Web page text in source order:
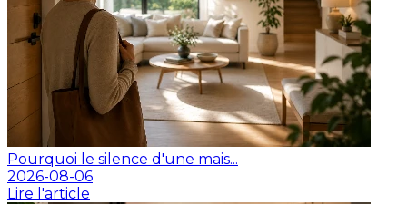
Pourquoi le silence d'une mais...
2026-08-06
Lire l'article